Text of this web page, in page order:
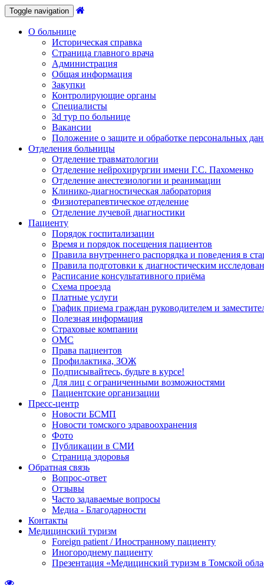
Toggle navigation
О больнице
Историческая справка
Страница главного врача
Администрация
Общая информация
Закупки
Контролирующие органы
Специалисты
3d тур по больнице
Вакансии
Положение о защите и обработке персональных
Отделения больницы
Отделение травматологии
Отделение нейрохирургии имени Г.С. Пахоменко
Отделение анестезиологии и реанимации
Клинико-диагностическая лаборатория
Физиотерапевтическое отделение
Отделение лучевой диагностики
Пациенту
Порядок госпитализации
Время и порядок посещения пациентов
Правила внутреннего распорядка и поведения в
Правила подготовки к диагностическим
Расписание консультативного приёма
Схема проезда
Платные услуги
График приема граждан руководителем и
Полезная информация
Страховые компании
ОМС
Права пациентов
Профилактика, ЗОЖ
Подписывайтесь, будьте в курсе!
Для лиц с ограниченными возможностями
Пациентские организации
Пресс-центр
Новости БСМП
Новости томского здравоохранения
Фото
Публикации в СМИ
Страница здоровья
Обратная связь
Вопрос-ответ
Отзывы
Часто задаваемые вопросы
Медиа - Благодарности
Контакты
Медицинский туризм
Foreign patient / Иностранному пациенту
Иногороднему пациенту
Презентация «Медицинский туризм в Томской